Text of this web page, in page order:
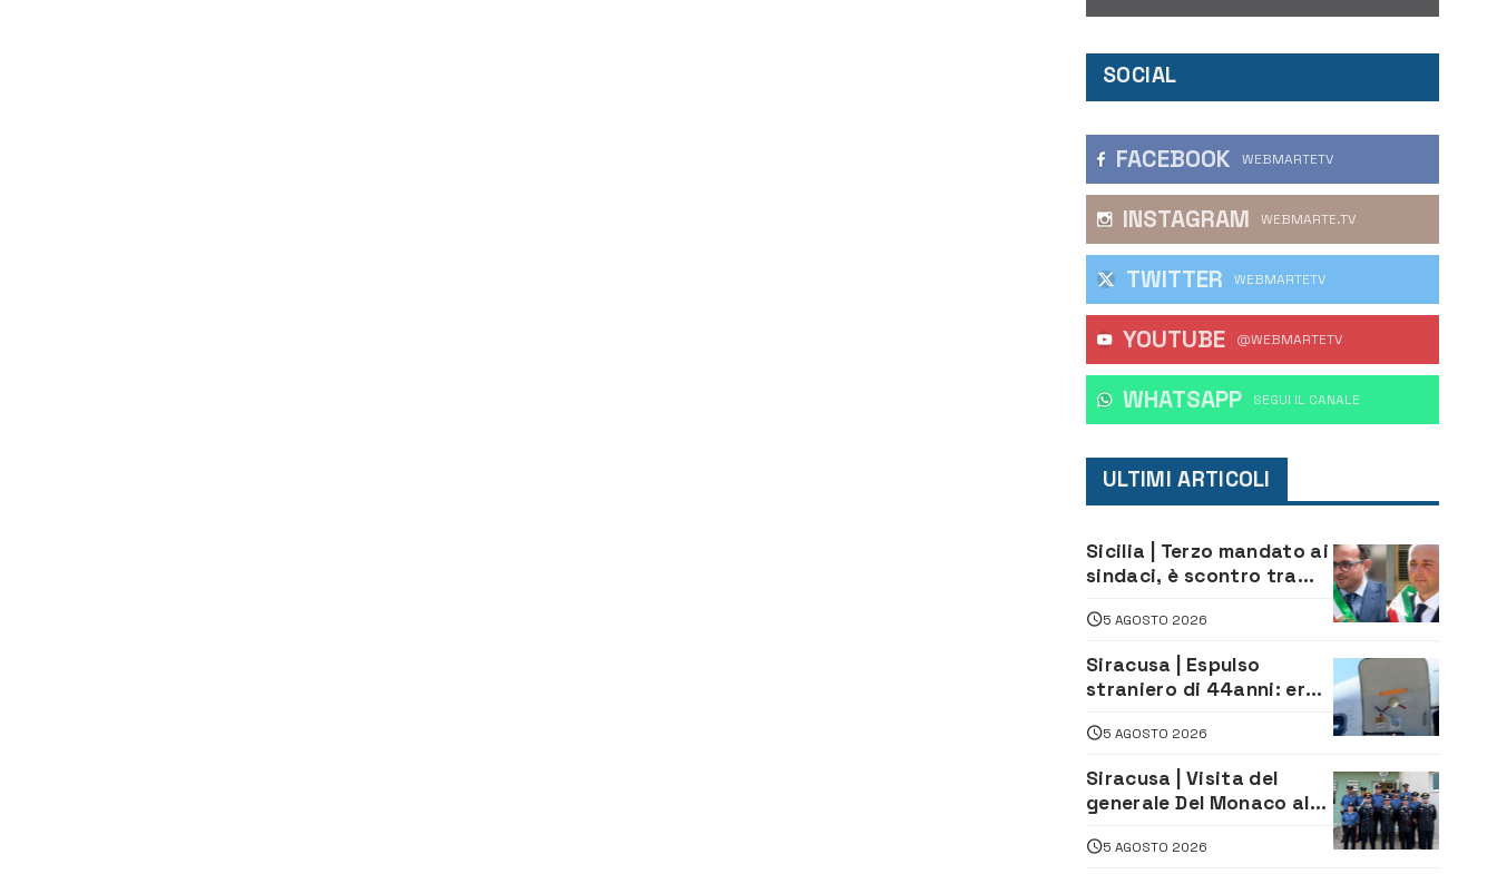
SOCIAL
FACEBOOK WEBMARTETV
INSTAGRAM WEBMARTE.TV
TWITTER WEBMARTETV
YOUTUBE @WEBMARTETV
WHATSAPP ‎SEGUI IL CANALE
ULTIMI ARTICOLI
Sicilia | Terzo mandato ai
sindaci, è scontro tra
Sicilia, e Schifani cerca
di sfilarsi
5 AGOSTO 2026
Siracusa | Espulso
straniero di 44anni: era
5 AGOSTO 2026
Siracusa | Visita del
generale Del Monaco al
e alle Stazioni di Ortigia,
5 AGOSTO 2026